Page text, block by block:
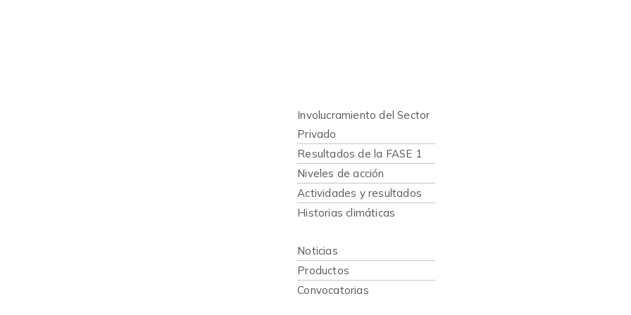
Involucramiento del Sector
Privado
Resultados de la FASE 1
Niveles de acción
Actividades y resultados
Historias climáticas
Noticias
Productos
Convocatorias